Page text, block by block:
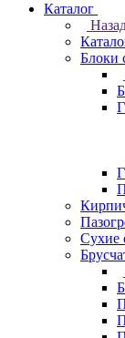
Каталог
Блоки
Сухие